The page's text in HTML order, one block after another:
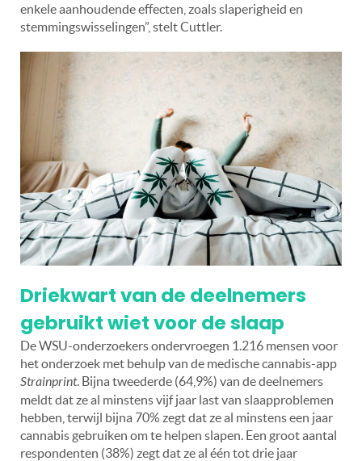
enkele aanhoudende effecten, zoals slaperigheid en
stemmingswisselingen”, stelt Cuttler.
Driekwart van de deelnemers
gebruikt wiet voor de slaap
De WSU-onderzoekers ondervroegen 1.216 mensen voor
het onderzoek met behulp van de medische cannabis-app
Strainprint. Bijna tweederde (64,9%) van de deelnemers
meldt dat ze al minstens vijf jaar last van slaapproblemen
hebben, terwijl bijna 70% zegt dat ze al minstens een jaar
cannabis gebruiken om te helpen slapen. Een groot aantal
respondenten (38%) zegt dat ze al één tot drie jaar